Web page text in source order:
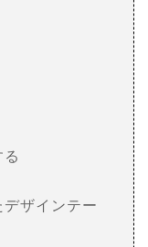
ザインテー